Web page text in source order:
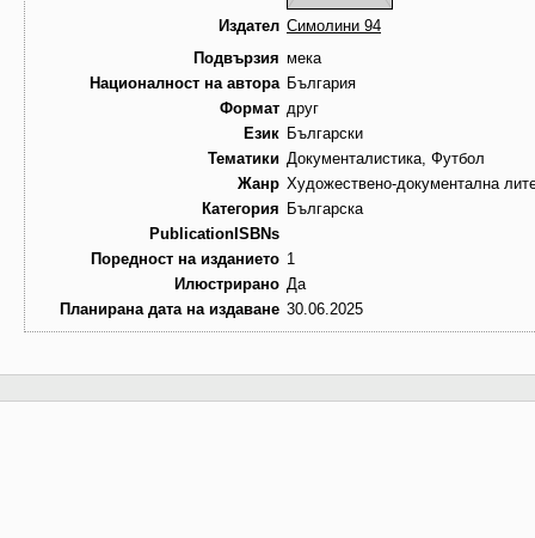
Издател Симолини 94
Подвързия мека
Националност на автора България
Формат друг
Език Български
Тематики Документалистика, Футбол
Жанр Художествено-документална
Категория Българска
PublicationISBNs
Поредност на изданието 1
Илюстрирано Да
Планирана дата на издаване 30.06.2025